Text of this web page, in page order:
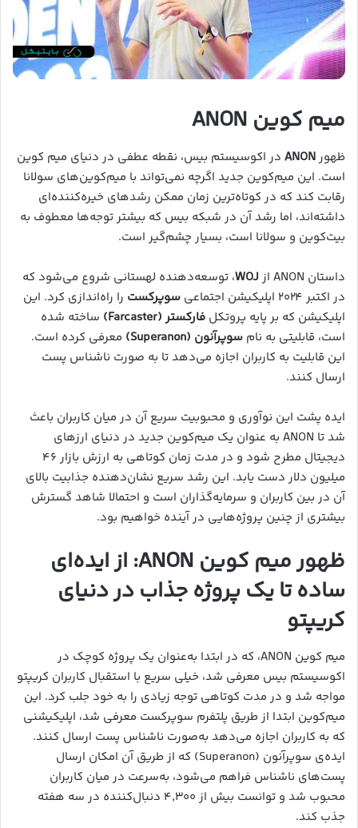
میم کوین ANON
ظهورANON در اکوسیستم بیس، نقطه عطفی در دنیای میم‌ کوین‌
است. این میم‌کوین جدید اگرچه نمی‌تواند با میم‌کوین‌های سولانا
رقابت کند که در کوتاه‌ترین زمان ممکن رشد‌های خیره‌کننده‌ای
داشته‌اند، اما رشد آن در شبکه بیس که بیشتر توجه‌ها معطوف به
بیت‌کوین و سولانا است، بسیار چشم‌گیر است.
داستان ANON از WOJ، توسعه‌دهنده لهستانی شروع می‌شود که
در اکتبر ۲۰۲۴ اپلیکیشن اجتماعی
سوپرکست را راه‌اندازی کرد. این
اپلیکیشن که بر پایه پروتکل فارکستر (Farcaster)
ساخته شده
است، قابلیتی به نام سوپرآنون (Superanon)
معرفی کرده است.
این قابلیت به کاربران اجازه می‌دهد تا به صورت ناشناس پست
ارسال کنند.
ایده پشت این نوآوری و محبوبیت سریع آن در میان کاربران باعث
شد تا ANON به عنوان یک میم‌کوین جدید در دنیای ارزهای
دیجیتال مطرح شود و در مدت زمان کوتاهی به ارزش بازار ۴۶
میلیون دلار دست یابد. این رشد سریع نشان‌دهنده جذابیت بالای
آن در بین کاربران و سرمایه‌گذاران است و احتمالا شاهد گسترش
بیشتری از چنین پروژه‌هایی در آینده خواهیم بود.
ظهور میم‌ کوین ANON: از ایده‌ای
ساده تا یک پروژه جذاب در دنیای
کریپتو
میم‌ کوین ANON، که در ابتدا به‌عنوان یک پروژه کوچک در
اکوسیستم بیس معرفی شد، خیلی سریع با استقبال کاربران کریپتو
مواجه شد و در مدت کوتاهی توجه زیادی را به خود جلب کرد. این
میم‌کوین ابتدا از طریق پلتفرم سوپرکست معرفی شد، اپلیکیشنی
که به کاربران اجازه می‌دهد به‌صورت ناشناس پست ارسال کنند.
ایده‌ی سوپرآنون (Superanon) که از طریق آن امکان ارسال
پست‌های ناشناس فراهم می‌شود، به‌سرعت در میان کاربران
محبوب شد و توانست بیش از ۴٬۳۰۰ دنبال‌کننده در سه هفته
جذب کند.